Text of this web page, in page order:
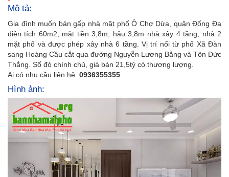
Mô tả:
Gia đình muốn bán gấp nhà mặt phố Ô Chợ Dừa, quận Đống Đa
diện tích 60m2, mặt tiền 3,8m, hậu 3,8m nhà xây 4 tầng, nhà 2
mặt phố và được phép xây nhà 6 tầng. Vị trí nối từ phố Xã Đàn
sang Hoàng Cầu cắt qua đường Nguyễn Lương Bằng và Tôn Đức
Thắng. Sổ đỏ chính chủ, giá bán 21,5tỷ có thương lượng.
Ai có nhu cầu liên hệ: 0936355355
Hình ảnh: